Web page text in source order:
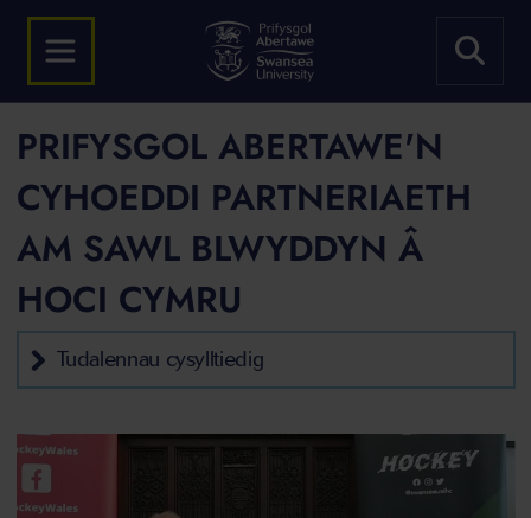
PRIFYSGOL ABERTAWE'N
CYHOEDDI PARTNERIAETH
AM SAWL BLWYDDYN Â
HOCI CYMRU
Tudalennau cysylltiedig